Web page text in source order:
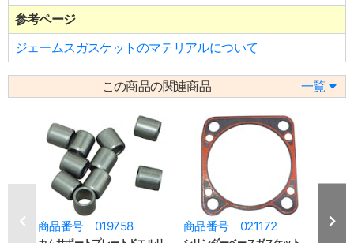
参考ページ
ジェームスガスケットのマテリアルについて
この商品の関連商品 一覧
商品番号 019758 商品番号 021172 商